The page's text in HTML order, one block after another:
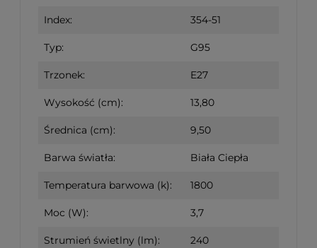
Index: 354-51
Typ: G95
Trzonek: E27
Wysokość (cm): 13,80
Średnica (cm): 9,50
Barwa światła: Biała Ciepła
Temperatura barwowa (k): 1800
Moc (W): 3,7
Strumień świetlny (lm): 240